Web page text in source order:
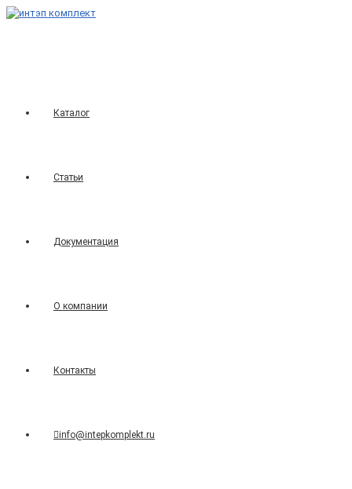
Перейти
Каталог
Статьи
Документация
О компании
Контакты
info@intepkomplekt.ru